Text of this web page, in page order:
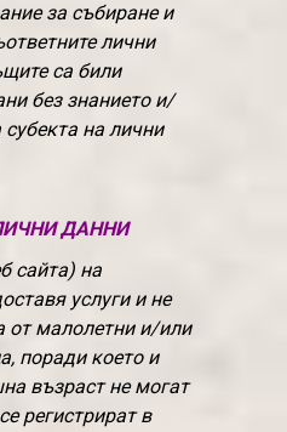
за събиране и
лични
са били
без знанието и/
на лични
ДАННИ
сайта) на
услуги и не
от малолетни и/или
поради което и
възраст не могат
регистрират в